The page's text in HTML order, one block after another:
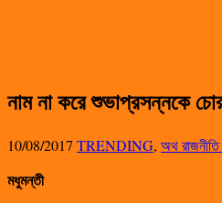
নাম না করে শুভাপ্রসন্নকে
10/08/2017 TRENDING, অথ
মধুমন্তী